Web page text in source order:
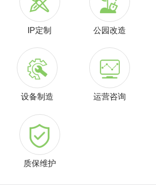
IP定制 公园改造
设备制造 运营咨询
质保维护